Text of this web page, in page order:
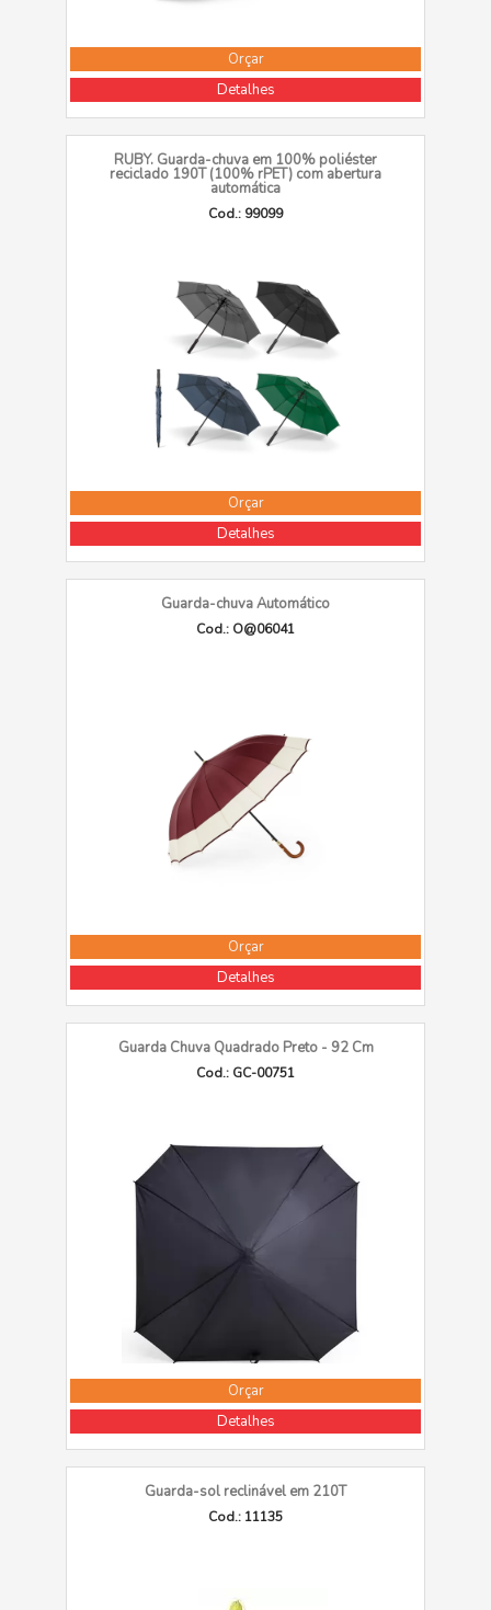
Orçar
Detalhes
RUBY. Guarda-chuva em 100% poliéster
reciclado 190T (100% rPET) com abertura
automática
Cod.: 99099
Orçar
Detalhes
Guarda-chuva Automático
Cod.: O@06041
Orçar
Detalhes
Guarda Chuva Quadrado Preto - 92 Cm
Cod.: GC-00751
Orçar
Detalhes
Guarda-sol reclinável em 210T
Cod.: 11135